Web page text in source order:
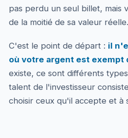
pas perdu un seul billet, mais
de la moitié de sa valeur réelle.
C'est le point de départ : il
où votre argent est exempt
existe, ce sont différents
talent de l'investisseur
choisir ceux qu'il accepte et à